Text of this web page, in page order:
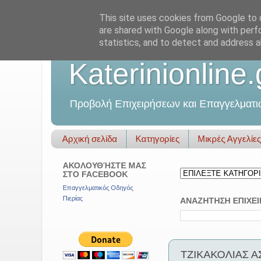
Προβολή Επιχειρήσεων και
Αρχική σελίδα Κατηγορίες Μικρές Αγγελίες
ΑΝΑΖΗΤΗΣΗ
ΤΖΙΚΑΚΟΛΙΑΣ
ΑΚΟΛΟΥΘΉΣΤΕ ΜΑΣ
ΣΤΟ FACEBOOK
Επαγγελματικός Οδηγός
Πιερίας
This site uses cookies from Google to
are shared with Google along with
statistics, and to detect and address